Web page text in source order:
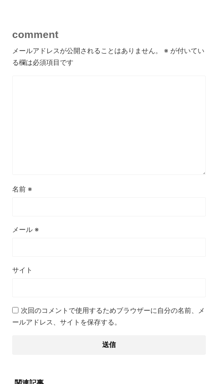
comment
メールアドレスが公開されることはありません。 ※ が付いてい
る欄は必須項目です
名前 ※
メール ※
サイト
次回のコメントで使用するためブラウザーに自分の名前、メ
ールアドレス、サイトを保存する。